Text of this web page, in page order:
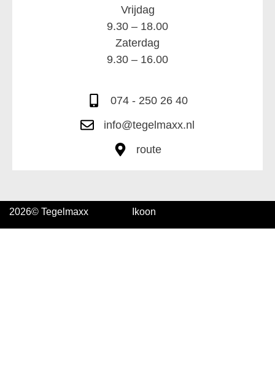
Vrijdag
9.30 – 18.00
Zaterdag
9.30 – 16.00
074 - 250 26 40
info@tegelmaxx.nl
route
2026© Tegelmaxx Ikoon